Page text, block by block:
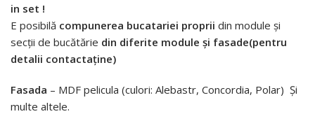
in set !
E posibilă compunerea bucatariei proprii din module și
secții de bucătărie din diferite module și fasade(pentru
detalii contactaține)
Fasada – MDF pelicula (culori: Alebastr, Concordia, Polar) Și
multe altele.